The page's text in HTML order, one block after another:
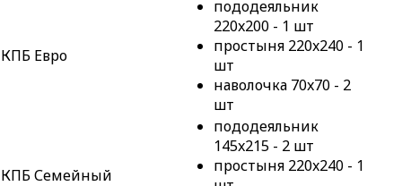
КПБ Евро
пододеяльник
220x200 - 1 шт
простыня 220x240 - 1
шт
наволочка 70x70 - 2
шт
КПБ Семейный
пододеяльник
145x215 - 2 шт
простыня 220x240 - 1